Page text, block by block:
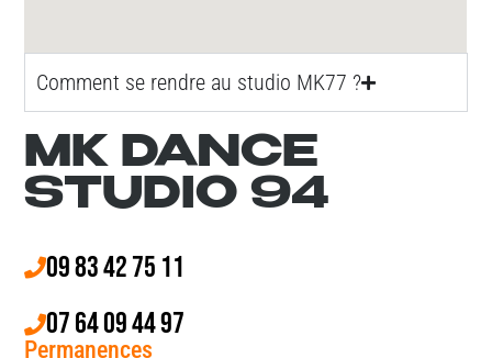
Comment se rendre au studio MK77 ?
MK DANCE
STUDIO 94
09 83 42 75 11
07 64 09 44 97
Permanences